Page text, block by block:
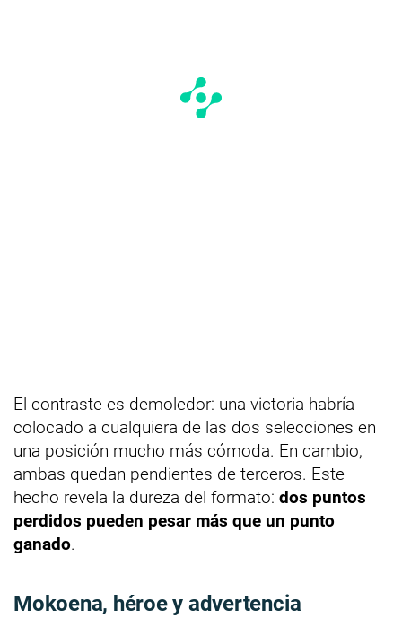
El contraste es demoledor: una victoria habría
colocado a cualquiera de las dos selecciones en
una posición mucho más cómoda. En cambio,
ambas quedan pendientes de terceros. Este
hecho revela la dureza del formato: dos puntos
perdidos pueden pesar más que un punto
ganado.
Mokoena, héroe y advertencia